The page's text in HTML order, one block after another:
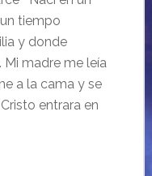
tiempo
y donde
Mi madre me leía
a la cama y se
entrara en